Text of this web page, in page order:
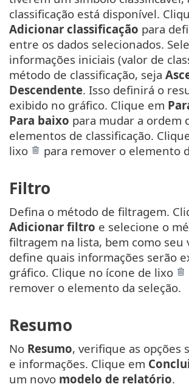
classificação está disponível.
Adicionar classificação para
entre os dados selecionados.
informações iniciais (valor de
método de classificação, seja
Descendente. Isso definirá o
exibido no gráfico. Clique em
Para baixo para mudar a ordem
elementos de classificação.
lixo
para remover o elemento
Filtro
Defina o método de filtragem.
Adicionar filtro e selecione o
filtragem na lista, bem como seu
define quais informações serão
gráfico. Clique no ícone de lixo
remover o elemento da seleção.
Resumo
No Resumo, verifique as opções
e informações. Clique em
um novo modelo de relatório.